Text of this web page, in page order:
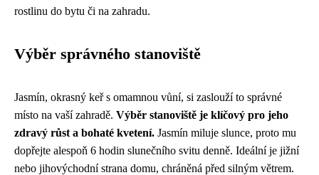
rostlinu do bytu či na zahradu.
Výběr správného stanoviště
Jasmín, okrasný keř s omamnou vůní, si zaslouží to správné
místo na vaší zahradě. Výběr stanoviště je klíčový pro jeho
zdravý růst a bohaté kvetení. Jasmín miluje slunce, proto mu
dopřejte alespoň 6 hodin slunečního svitu denně. Ideální je jižní
nebo jihovýchodní strana domu, chráněná před silným větrem.